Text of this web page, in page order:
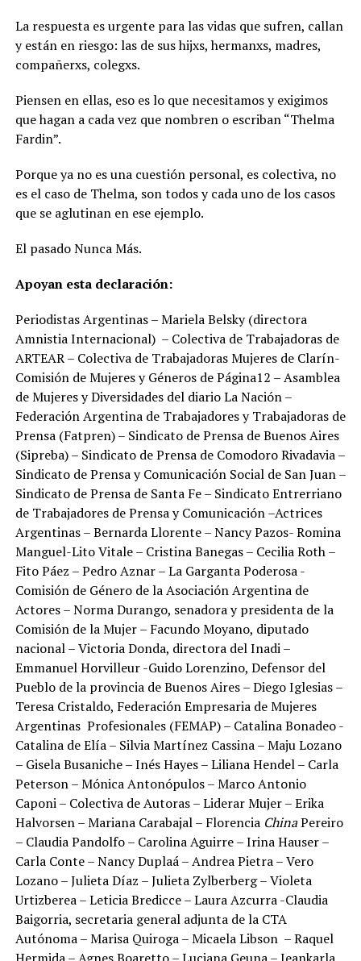
La respuesta es urgente para las vidas que sufren, callan
y están en riesgo: las de sus hijxs, hermanxs, madres,
compañerxs, colegxs.
Piensen en ellas, eso es lo que necesitamos y exigimos
que hagan a cada vez que nombren o escriban “Thelma
Fardin”.
Porque ya no es una cuestión personal, es colectiva, no
es el caso de Thelma, son todos y cada uno de los casos
que se aglutinan en ese ejemplo.
El pasado Nunca Más.
Apoyan esta declaración:
Periodistas Argentinas – Mariela Belsky (directora
Amnistia Internacional) – Colectiva de Trabajadoras de
ARTEAR – Colectiva de Trabajadoras Mujeres de Clarín-
Comisión de Mujeres y Géneros de Página12 – Asamblea
de Mujeres y Diversidades del diario La Nación –
Federación Argentina de Trabajadores y Trabajadoras de
Prensa (Fatpren) – Sindicato de Prensa de Buenos Aires
(Sipreba) – Sindicato de Prensa de Comodoro Rivadavia –
Sindicato de Prensa y Comunicación Social de San Juan –
Sindicato de Prensa de Santa Fe – Sindicato Entrerriano
de Trabajadores de Prensa y Comunicación –Actrices
Argentinas – Bernarda Llorente – Nancy Pazos- Romina
Manguel-Lito Vitale – Cristina Banegas – Cecilia Roth –
Fito Páez – Pedro Aznar – La Garganta Poderosa -
Comisión de Género de la Asociación Argentina de
Actores – Norma Durango, senadora y presidenta de la
Comisión de la Mujer – Facundo Moyano, diputado
nacional – Victoria Donda, directora del Inadi –
Emmanuel Horvilleur -Guido Lorenzino, Defensor del
Pueblo de la provincia de Buenos Aires – Diego Iglesias –
Teresa Cristaldo, Federación Empresaria de Mujeres
Argentinas Profesionales (FEMAP) – Catalina Bonadeo -
Catalina de Elía – Silvia Martínez Cassina – Maju Lozano
– Gisela Busaniche – Inés Hayes – Liliana Hendel – Carla
Peterson – Mónica Antonópulos – Marco Antonio
Caponi – Colectiva de Autoras – Liderar Mujer – Erika
Halvorsen – Mariana Carabajal – Florencia ChinaPereiro
– Claudia Pandolfo – Carolina Aguirre – Irina Hauser –
Carla Conte – Nancy Duplaá – Andrea Pietra – Vero
Lozano – Julieta Díaz – Julieta Zylberberg – Violeta
Urtizberea – Leticia Bredicce – Laura Azcurra -Claudia
Baigorria, secretaria general adjunta de la CTA
Autónoma – Marisa Quiroga – Micaela Libson – Raquel